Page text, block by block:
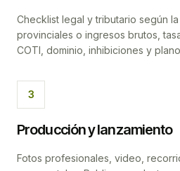
Checklist legal y tributario según
provinciales o ingresos brutos,
COTI, dominio, inhibiciones y
3
Producción y lanzamiento
Fotos profesionales, video,